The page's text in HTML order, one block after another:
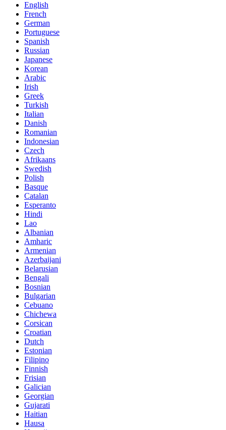
English
French
German
Portuguese
Spanish
Russian
Japanese
Korean
Arabic
Irish
Greek
Turkish
Italian
Danish
Romanian
Indonesian
Czech
Afrikaans
Swedish
Polish
Basque
Catalan
Esperanto
Hindi
Lao
Albanian
Amharic
Armenian
Azerbaijani
Belarusian
Bengali
Bosnian
Bulgarian
Cebuano
Chichewa
Corsican
Croatian
Dutch
Estonian
Filipino
Finnish
Frisian
Galician
Georgian
Gujarati
Haitian
Hausa